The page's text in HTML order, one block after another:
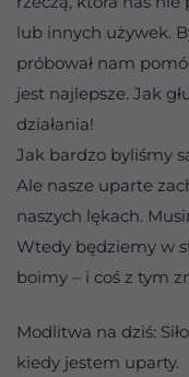
lub innych używek.
próbował nam
jest najlepsze. Jak
działania!
Jak bardzo byliśmy
Ale nasze uparte
naszych lękach.
Wtedy będziemy w
boimy – i coś z tym
Modlitwa na dziś:
kiedy jestem uparty.